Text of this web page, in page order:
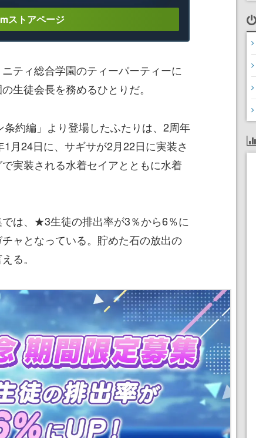
ストアページ
ティ総合学園のティーパーティーに
生徒会長を務めるひとりだ。
条約編」より登場したふたりは、2周年
月24日に、サギサが2月22日に実装さ
実装される水着セイアとともに水着
は、★3生徒の排出率が3％から6％に
ャとなっている。貯めた石の放出の
る。